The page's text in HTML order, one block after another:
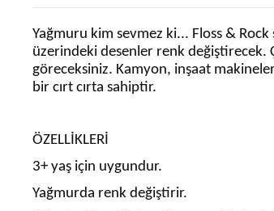
Yağmuru kim sevmez ki... Floss &
üzerindeki desenler renk değiştirecek.
göreceksiniz. Kamyon, inşaat
bir cırt cırta sahiptir.
ÖZELLİKLERİ
3+ yaş için uygundur.
Yağmurda renk değiştirir.